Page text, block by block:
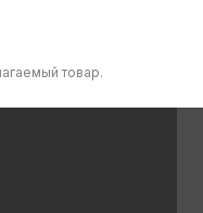
товар.